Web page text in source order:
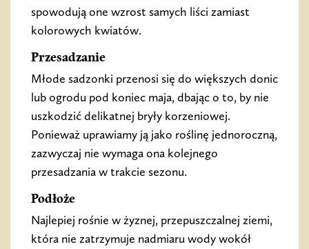
spowodują one wzrost samych liści zamiast
kolorowych kwiatów.
Przesadzanie
Młode sadzonki przenosi się do większych donic
lub ogrodu pod koniec maja, dbając o to, by nie
uszkodzić delikatnej bryły korzeniowej.
Ponieważ uprawiamy ją jako roślinę jednoroczną,
zazwyczaj nie wymaga ona kolejnego
przesadzania w trakcie sezonu.
Podłoże
Najlepiej rośnie w żyznej, przepuszczalnej ziemi,
która nie zatrzymuje nadmiaru wody wokół